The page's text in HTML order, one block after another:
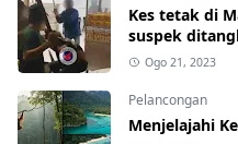
Kes tetak di
suspek
Ogo 21, 2023
Pelancongan
Menjelajahi